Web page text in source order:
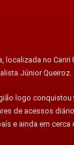
localizada no Cariri
Júnior Queiroz.
logo conquistou
de acessos
e ainda em cerca